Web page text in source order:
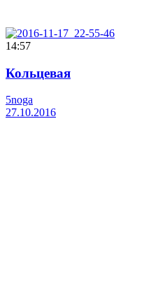
14:57
Кольцевая
5noga
27.10.2016